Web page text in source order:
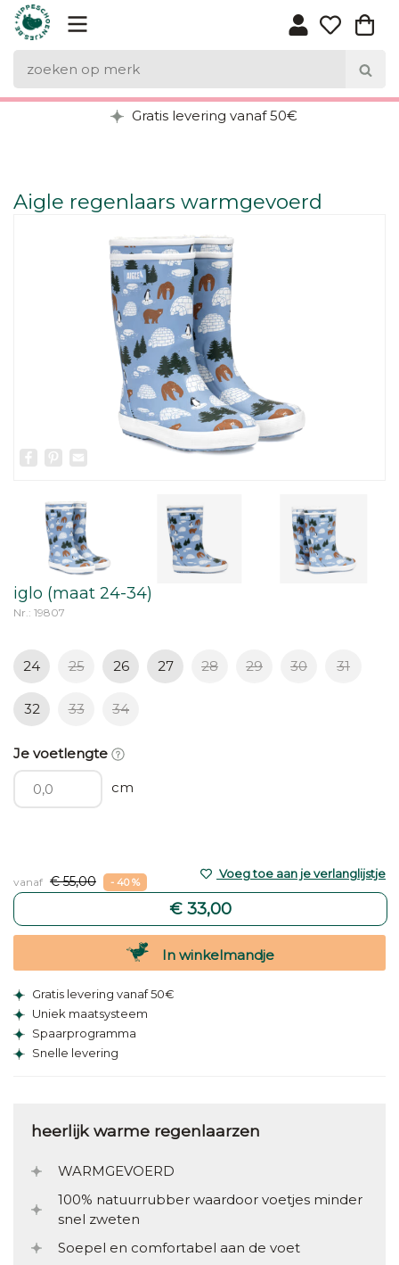
Gratis levering vanaf 50€
Aigle regenlaars warmgevoerd
Facebook
Pinterest
iglo (maat 24-34)
Nr.: 19807
24 25 26 27 28 29 30 31
32 33 34
Je voetlengte
cm
vanaf € 55,00 - 40 %
€ 33,00
Voeg toe aan je verlanglijstje
In winkelmandje
Gratis levering vanaf 50€
Uniek maatsysteem
Spaarprogramma
Snelle levering
heerlijk warme regenlaarzen
WARMGEVOERD
100% natuurrubber waardoor voetjes minder
snel zweten
Soepel en comfortabel aan de voet